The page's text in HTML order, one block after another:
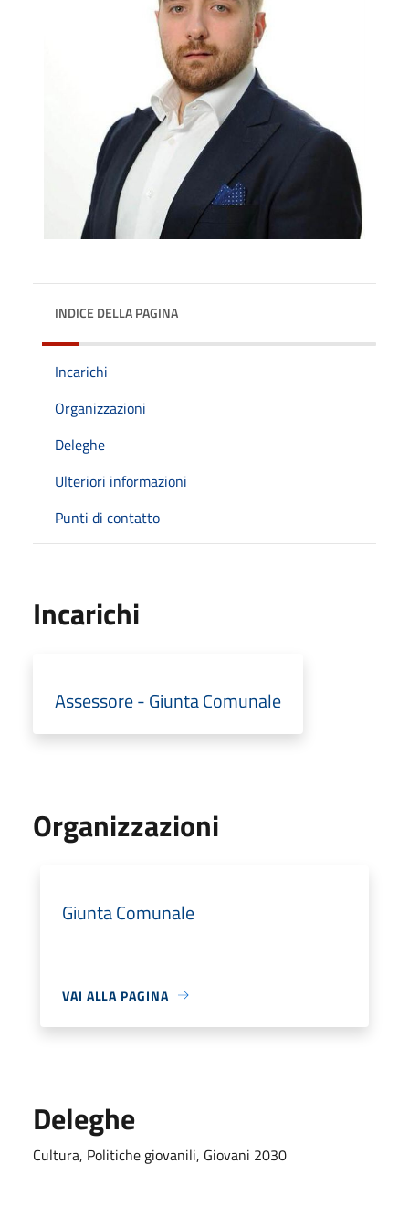
INDICE DELLA PAGINA
Incarichi
Organizzazioni
Deleghe
Ulteriori informazioni
Punti di contatto
Incarichi
Assessore - Giunta Comunale
Organizzazioni
Giunta Comunale
VAI ALLA PAGINA
Deleghe
Cultura, Politiche giovanili, Giovani 2030